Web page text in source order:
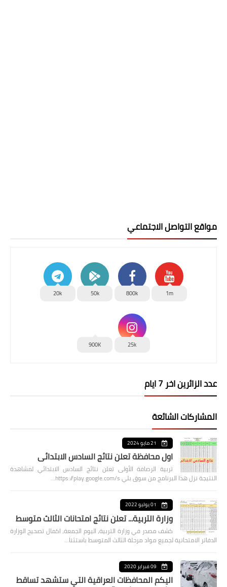
مواقع التواصل الاجتماعي
1m
800k
50k
20k
25k
900K
عدد الزائرين اخر 7 ايام
المشاركات الشائعة
21 مايو 2024
اول محافظة تعلن نتائج السادس الابتدائي
تربية الرصافة الأولى تعلن نتائج السادس الابتدائي لمشاهدة
النتيجة نزل هذا البرنامج من سوق بلي https://play.google.com/s…
01 يوليو 2022
وزارة التربية... تعلن نتائج امتحانات الثالث متوسط
كشف مصدر في وزارة التربية، اليوم الجمعة، اكمال تصحيح الوزارة
الدفاتر الامتحانية لجميع مواد مرحلة الثالث المتوسط باستثنا…
09 فبراير 2020
اليكم المحافظات العراقية التي ستشهد تساقط